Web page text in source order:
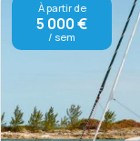
À partir de
5 000 €
/ sem